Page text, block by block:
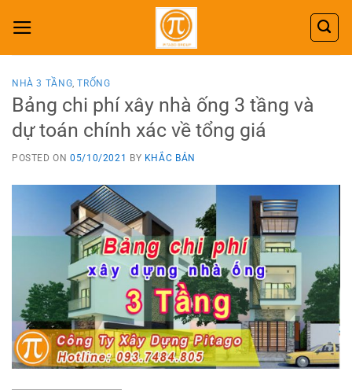
content
NHÀ 3 TẦNG,TRỐNG
Bảng chi phí xây nhà ống 3 tầng và
dự toán chính xác về tổng giá
POSTED ON05/10/2021 BY KHẮC BẢN